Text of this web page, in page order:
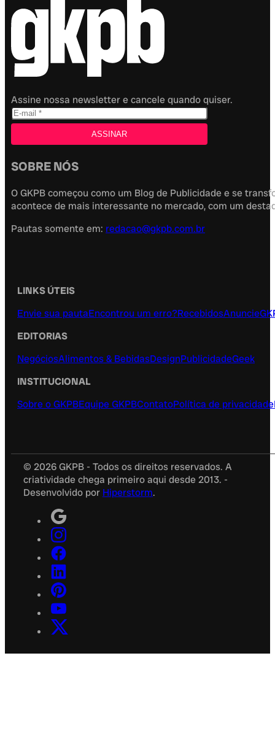
Assine nossa newsletter e cancele quando quiser.
SOBRE NÓS
O GKPB começou como um Blog de Publicidade e se
acontece de mais interessante no mercado, com um
Pautas somente em: redacao@gkpb.com.br
LINKS ÚTEIS
Envie sua pautaEncontrou um erro?RecebidosAnuncie
EDITORIAS
NegóciosAlimentos & BebidasDesignPublicidadeGeek
INSTITUCIONAL
Sobre o GKPBEquipe GKPBContatoPolítica de privacidade
© 2026 GKPB - Todos os direitos reservados. A
criatividade chega primeiro aqui desde 2013. -
Desenvolvido por Hiperstorm.